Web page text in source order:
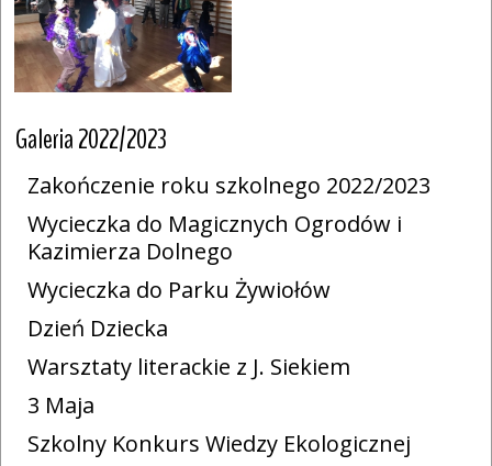
Galeria 2022/2023
Zakończenie roku szkolnego 2022/2023
Wycieczka do Magicznych Ogrodów i
Kazimierza Dolnego
Wycieczka do Parku Żywiołów
Dzień Dziecka
Warsztaty literackie z J. Siekiem
3 Maja
Szkolny Konkurs Wiedzy Ekologicznej